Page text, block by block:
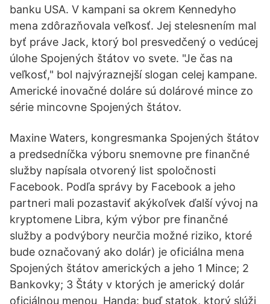
banku USA. V kampani sa okrem Kennedyho
mena zdôrazňovala veľkosť. Jej stelesnením mal
byť práve Jack, ktorý bol presvedčený o vedúcej
úlohe Spojených štátov vo svete. "Je čas na
veľkosť," bol najvýraznejší slogan celej kampane.
Americké inovačné doláre sú dolárové mince zo
série mincovne Spojených štátov.
Maxine Waters, kongresmanka Spojených štátov
a predsedníčka výboru snemovne pre finančné
služby napísala otvorený list spoločnosti
Facebook. Podľa správy by Facebook a jeho
partneri mali pozastaviť akýkoľvek ďalší vývoj na
kryptomene Libra, kým výbor pre finančné
služby a podvýbory neurčia možné riziko, ktoré
bude označovaný ako dolár) je oficiálna mena
Spojených štátov amerických a jeho 1 Mince; 2
Bankovky; 3 Štáty v ktorých je americký dolár
oficiálnou menou Handa: buď statok, ktorý slúži